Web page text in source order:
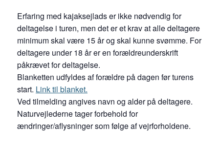
Erfaring med kajaksejlads er ikke nødvendig for
deltagelse i turen, men det er et krav at alle deltagere
minimum skal være 15 år og skal kunne svømme. For
deltagere under 18 år er en forældreunderskrift
påkrævet for deltagelse.
Blanketten udfyldes af forældre på dagen før turens
start. Link til blanket.
Ved tilmelding angives navn og alder på deltagere.
Naturvejlederne tager forbehold for
ændringer/aflysninger som følge af vejrforholdene.